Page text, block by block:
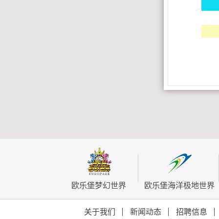
欧乐堡梦幻世界 欧乐堡海洋极地世界
关于我们 新闻动态 招聘信息